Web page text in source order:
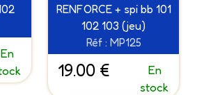
En
RENFORCE + spi bb 101
102 103 (jeu)
Réf : MP125
19.00 €
En
stock